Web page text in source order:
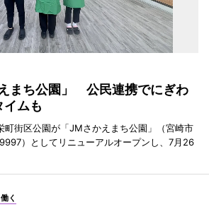
まち公園」 公民連携でにぎわ
イムも
町街区公園が「JMさかえまち公園」（宮崎市
）としてリニューアルオープンし、7月26
く